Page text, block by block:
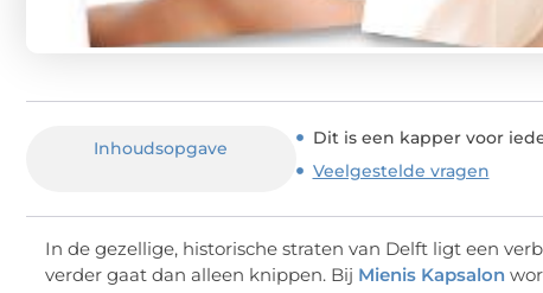
Inhoudsopgave
Dit is een kapper voor
Veelgestelde vragen
In de gezellige, historische straten van Delft ligt een
verder gaat dan alleen knippen. Bij Mienis Kapsalon